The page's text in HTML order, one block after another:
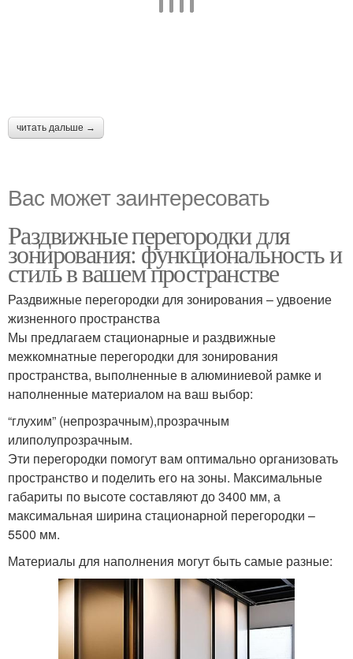
читать дальше →
Вас может заинтересовать
Раздвижные перегородки для
зонирования: функциональность и
стиль в вашем пространстве
Раздвижные перегородки для зонирования – удвоение
жизненного пространства
Мы предлагаем стационарные и раздвижные
межкомнатные перегородки для зонирования
пространства, выполненные в алюминиевой рамке и
наполненные материалом на ваш выбор:
“глухим” (непрозрачным),прозрачным
илиполупрозрачным.
Эти перегородки помогут вам оптимально организовать
пространство и поделить его на зоны. Максимальные
габариты по высоте составляют до 3400 мм, а
максимальная ширина стационарной перегородки –
5500 мм.
Материалы для наполнения могут быть самые разные: